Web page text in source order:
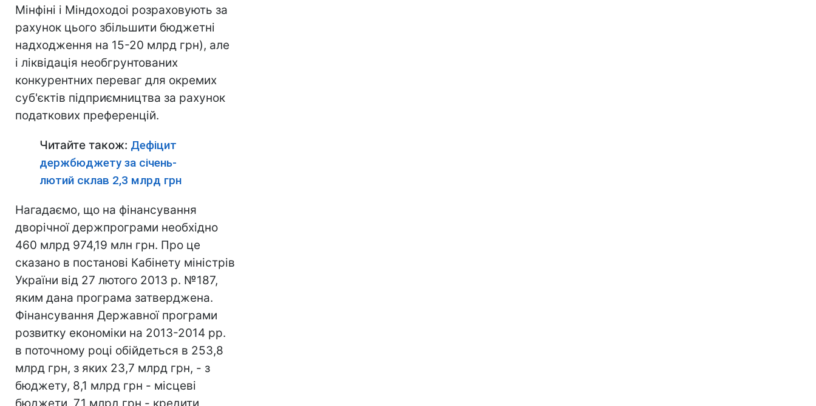
Мінфіні і Міндоходоі розраховують за
рахунок цього збільшити бюджетні
надходження на 15-20 млрд грн), але
і ліквідація необгрунтованих
конкурентних переваг для окремих
суб'єктів підприємництва за рахунок
податкових преференцій.
Читайте також: Дефіцит
держбюджету за січень-
лютий склав 2,3 млрд грн
Нагадаємо, що на фінансування
дворічної держпрограми необхідно
460 млрд 974,19 млн грн. Про це
сказано в постанові Кабінету міністрів
України від 27 лютого 2013 р. №187,
яким дана програма затверджена.
Фінансування Державної програми
розвитку економіки на 2013-2014 рр.
в поточному році обійдеться в 253,8
млрд грн, з яких 23,7 млрд грн, - з
бюджету, 8,1 млрд грн - місцеві